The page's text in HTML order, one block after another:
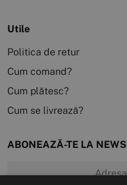
Utile
Politica de retur
Cum comand?
Cum plătesc?
Cum se livrează?
ABONEAZĂ-TE LA